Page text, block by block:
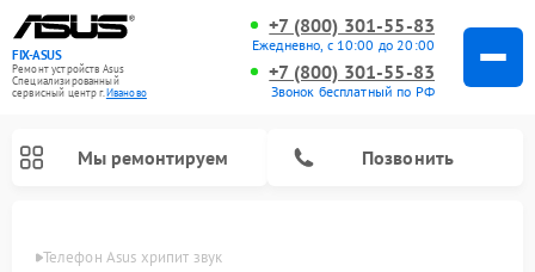
FIX-ASUS
Ремонт устройств Asus
Специализированный
cервисный центр г.Иваново
+7 (800) 301-55-83
Ежедневно, с 10:00 до 20:00
+7 (800) 301-55-83
Звонок бесплатный по РФ
Мы ремонтируем Позвонить
Телефон Asus хрипит звук